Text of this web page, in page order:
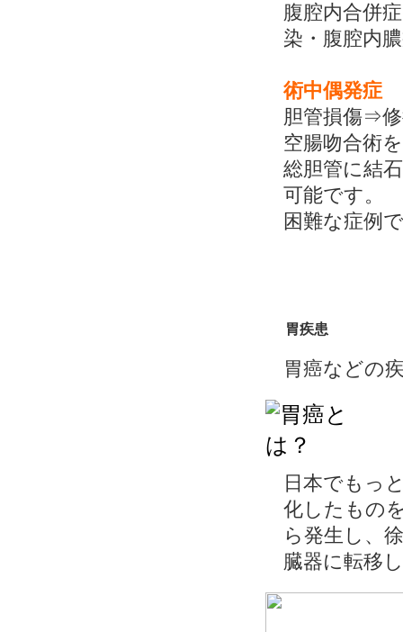
腹腔内合併
染・腹腔内
術中偶発症
胆管損傷⇒
空腸吻合術
総胆管に結
可能です。
困難な症例
胃疾患
胃癌などの
日本でもっ
化したもの
ら発生し、
臓器に転移